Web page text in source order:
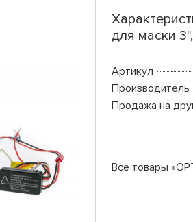
для маски
Артикул
Производитель
Продажа на
Все товары